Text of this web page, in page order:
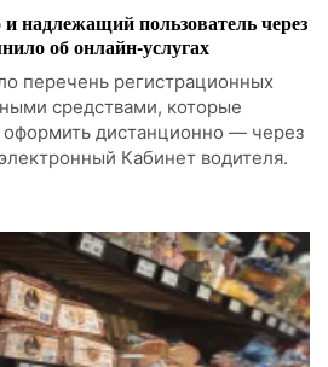
надлежащий пользователь через
об онлайн-услугах
перечень регистрационных
средствами, которые
дистанционно — через
Кабинет водителя.